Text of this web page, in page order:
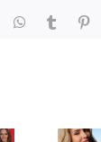
WhatsApp
Tumblr